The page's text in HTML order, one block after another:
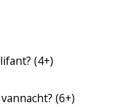
(4+)
(6+)